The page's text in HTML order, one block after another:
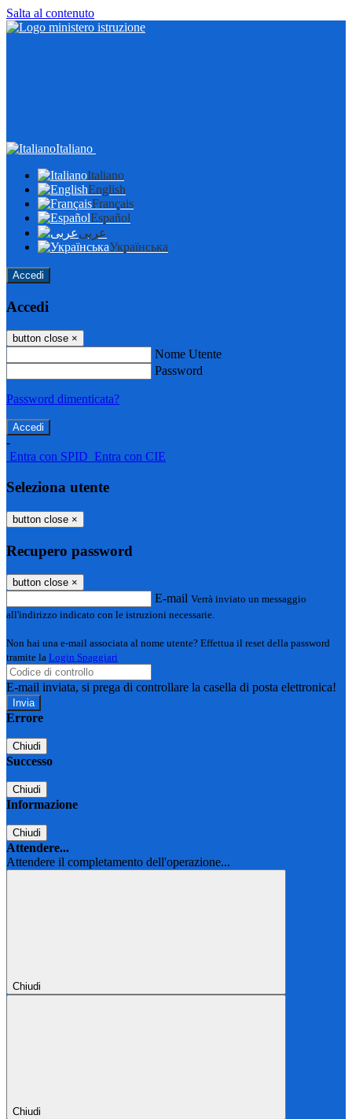
Salta al contenuto
Italiano
Italiano
English
Français
Español
عربى
Українська
Accedi
Accedi
button close ×
Nome Utente
Password
Password dimenticata?
-
Entra con SPID Entra con CIE
Seleziona utente
button close ×
Recupero password
button close ×
E-mail Verrà inviato un messaggio
all'indirizzo indicato con le istruzioni necessarie.
Non hai una e-mail associata al nome utente? Effettua il reset della password
tramite la Login Spaggiari
E-mail inviata, si prega di controllare la casella di posta elettronica!
Errore
Chiudi
Successo
Chiudi
Informazione
Chiudi
Attendere...
Attendere il completamento dell'operazione...
Chiudi
Chiudi